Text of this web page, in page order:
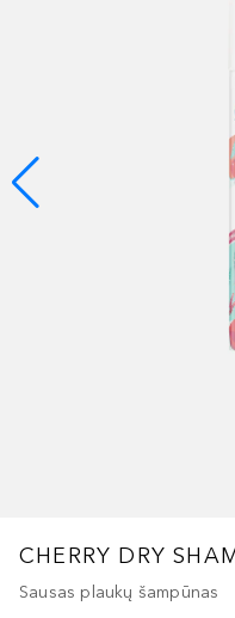
CHERRY DRY
Sausas plaukų šampūnas